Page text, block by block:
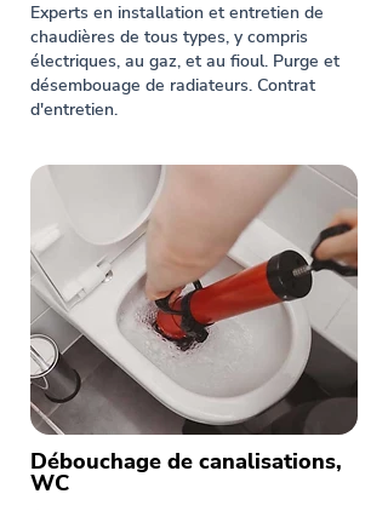
Experts en installation et entretien de
chaudières de tous types, y compris
électriques, au gaz, et au fioul. Purge et
désembouage de radiateurs. Contrat
d'entretien.
Débouchage de canalisations,
WC